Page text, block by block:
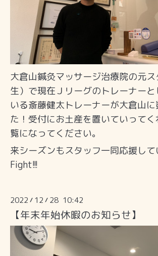
大倉山鍼灸マッサージ治療院の元
生）で現在Ｊリーグのトレーナー
いる斎藤健太トレーナーが大倉山
た！受付にお土産を置いていって
覧になってください。
来シーズンもスタッフ一同応援して
Fight!!!
2022 / 12 / 28 10:42
【年末年始休暇のお知らせ】